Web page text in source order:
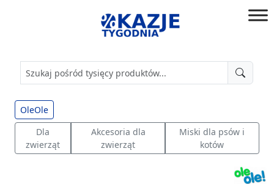
złap
OleOle
Dla
zwierząt
Akcesoria dla
zwierząt
Miski dla psów i
kotów